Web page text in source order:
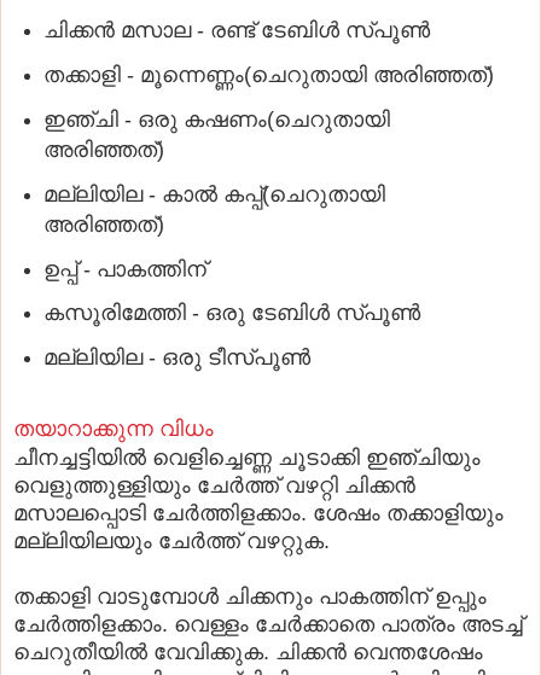
ചിക്കൻ മസാല - രണ്ട് ടേബിൾ സ്പൂൺ
തക്കാളി - മൂന്നെണ്ണം(ചെറുതായി അരിഞ്ഞത്)
ഇഞ്ചി - ഒരു കഷണം(ചെറുതായി
അരിഞ്ഞത്)
മല്ലിയില - കാൽ കപ്പ്(ചെറുതായി
അരിഞ്ഞത്)
ഉപ്പ് - പാകത്തിന്
കസൂരിമേത്തി - ഒരു ടേബിൾ സ്പൂൺ
മല്ലിയില - ഒരു ടീസ്പൂൺ
തയാറാക്കുന്ന വിധം
ചീനച്ചട്ടിയിൽ വെളിച്ചെണ്ണ ചൂടാക്കി ഇഞ്ചിയും
വെളുത്തുള്ളിയും ചേർത്ത് വഴറ്റി ചിക്കൻ
മസാലപ്പൊടി ചേർത്തിളക്കാം. ശേഷം തക്കാളിയും
മല്ലിയിലയും ചേർത്ത് വഴറ്റുക.
തക്കാളി വാടുമ്പോൾ ചിക്കനും പാകത്തിന് ഉപ്പും
ചേർത്തിളക്കാം. വെള്ളം ചേർക്കാതെ പാത്രം അടച്ച്
ചെറുതീയിൽ വേവിക്കുക. ചിക്കൻ വെന്തശേഷം